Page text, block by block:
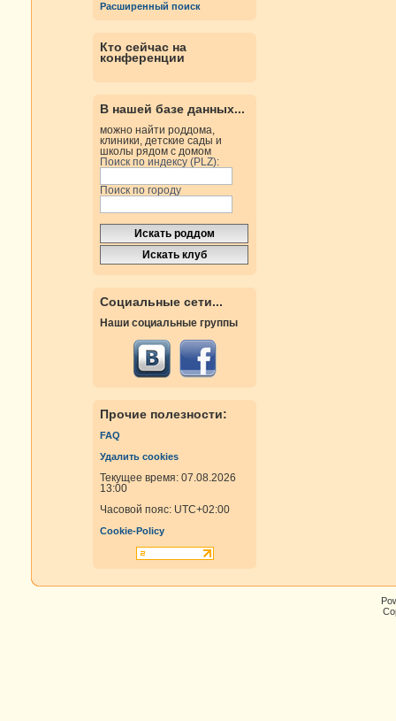
Расширенный поиск
Кто сейчас на
конференции
В нашей базе данных...
можно найти роддома,
клиники, детские сады и
школы рядом с домом
Поиск по индексу (PLZ):
Поиск по городу
Социальные сети...
Наши социальные группы
Прочие полезности:
FAQ
Удалить cookies
Текущее время: 07.08.2026
13:00
Часовой пояс: UTC+02:00
Cookie-Policy